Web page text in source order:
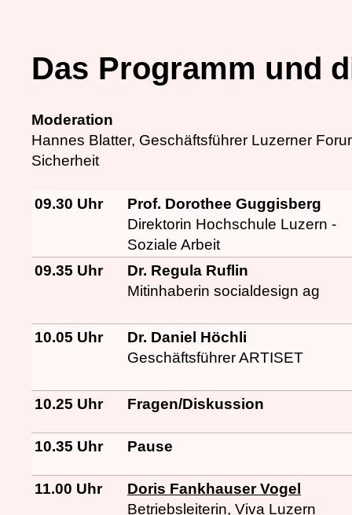
Das Programm und
Moderation
Hannes Blatter, Geschäftsführer Luzerner
Sicherheit
09.30 Uhr
Prof. Dorothee Guggisberg
Direktorin Hochschule Luzern -
Soziale Arbeit
09.35 Uhr
Dr. Regula Ruflin
Mitinhaberin socialdesign ag
10.05 Uhr
Dr. Daniel Höchli
Geschäftsführer ARTISET
10.25 Uhr Fragen/Diskussion
10.35 Uhr Pause
11.00 Uhr
Doris Fankhauser Vogel
Betriebsleiterin, Viva Luzern